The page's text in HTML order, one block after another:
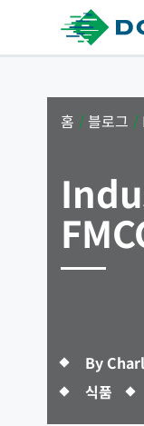
홈 /블로그 /
By
식품